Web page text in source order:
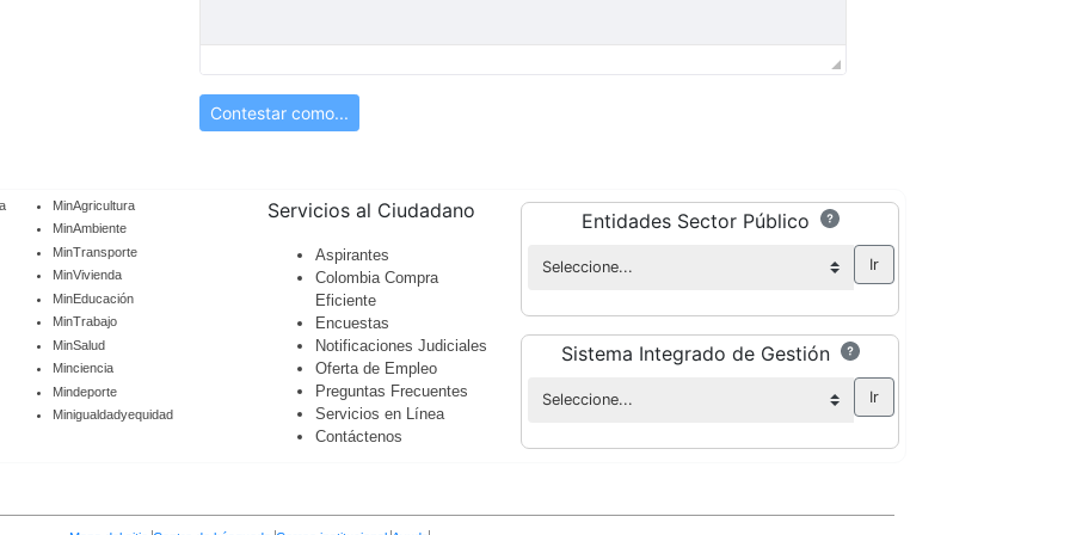
Contestar como...
MinAgricultura
MinAmbiente
MinTransporte
MinVivienda
MinEducación
MinTrabajo
MinSalud
Minciencia
Mindeporte
Minigualdadyequidad
Servicios al Ciudadano
Aspirantes
Colombia Compra
Eficiente
Encuestas
Notificaciones Judiciales
Oferta de Empleo
Preguntas Frecuentes
Servicios en Línea
Contáctenos
Entidades Sector Público
Sistema Integrado de Gestión